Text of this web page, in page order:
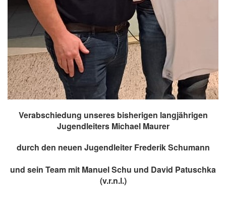
Verabschiedung unseres bisherigen langjährigen
Jugendleiters Michael Maurer
durch den neuen Jugendleiter Frederik Schumann
und sein Team mit Manuel Schu und David Patuschka
(v.r.n.l.)